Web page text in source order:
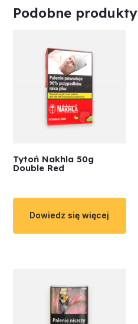
Podobne produkty
Tytoń Nakhla 50g
Double Red
Dowiedz się więcej